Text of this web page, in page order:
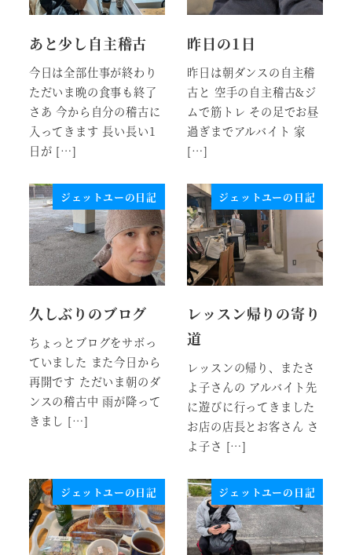
あと少し自主稽古
今日は全部仕事が終わり
ただいま晩の食事も終了
さあ 今から自分の稽古に
入ってきます 長い長い1
日が […]
昨日の1日
昨日は朝ダンスの自主稽
古と 空手の自主稽古&ジ
ムで筋トレ その足でお昼
過ぎまでアルバイト 家
[…]
ジェットユーの日記
久しぶりのブログ
ちょっとブログをサボっ
ていました また今日から
再開です ただいま朝のダ
ンスの稽古中 雨が降って
きまし […]
ジェットユーの日記
レッスン帰りの寄り
道
レッスンの帰り、またさ
よ子さんの アルバイト先
に遊びに行ってきました
お店の店長とお客さん さ
よ子さ […]
ジェットユーの日記 ジェットユーの日記